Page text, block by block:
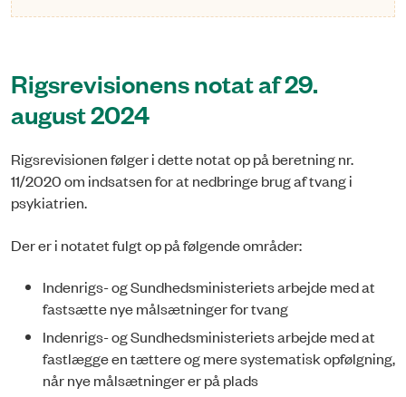
Rigsrevisionens notat af 29.
august 2024
Rigsrevisionen følger i dette notat op på beretning nr.
11/2020 om indsatsen for at nedbringe brug af tvang i
psykiatrien.
Der er i notatet fulgt op på følgende områder:
Indenrigs- og Sundhedsministeriets arbejde med at
fastsætte nye målsætninger for tvang
Indenrigs- og Sundhedsministeriets arbejde med at
fastlægge en tættere og mere systematisk opfølgning,
når nye målsætninger er på plads